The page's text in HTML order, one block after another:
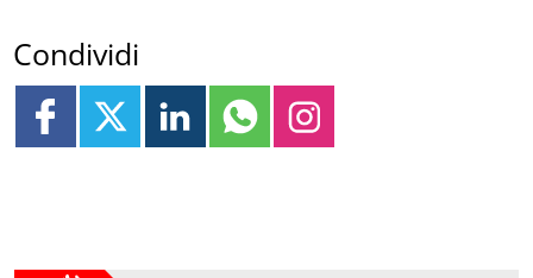
Condividi